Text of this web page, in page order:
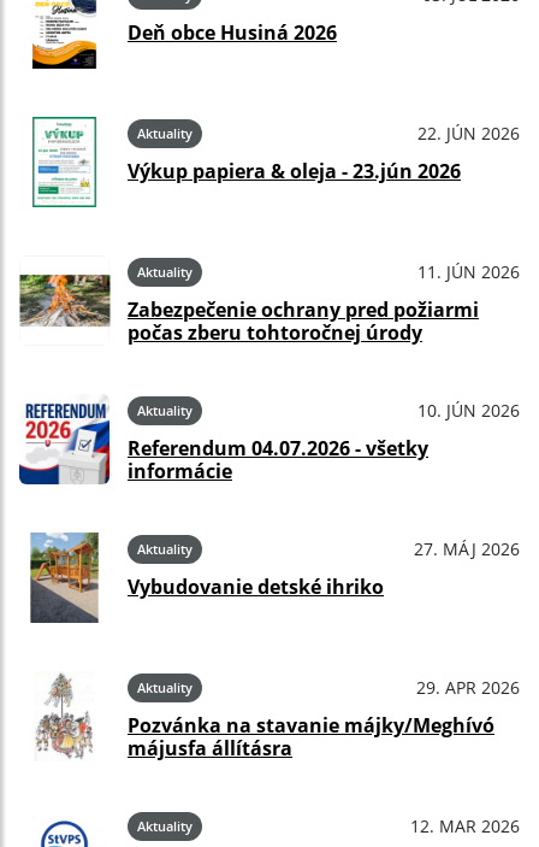
Deň obce Husiná 2026
Aktuality 22. JÚN 2026
Výkup papiera & oleja - 23.jún 2026
Aktuality 11. JÚN 2026
Zabezpečenie ochrany pred požiarmi
počas zberu tohtoročnej úrody
Aktuality 10. JÚN 2026
Referendum 04.07.2026 - všetky
informácie
Aktuality 27. MÁJ 2026
Vybudovanie detské ihriko
Aktuality 29. APR 2026
Pozvánka na stavanie májky/Meghívó
májusfa állításra
Aktuality 12. MAR 2026